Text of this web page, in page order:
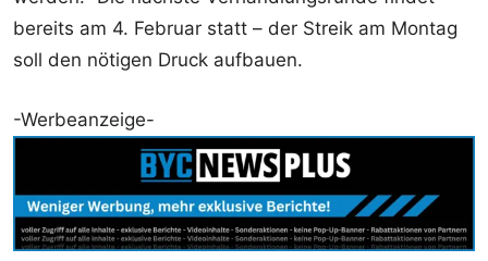
bereits am 4. Februar statt – der Streik am Montag
soll den nötigen Druck aufbauen.
-Werbeanzeige-